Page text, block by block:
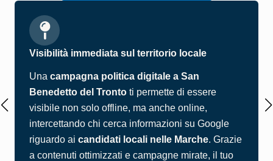
Visibilità immediata sul territorio locale
Una campagna politica digitale a San
Benedetto del Tronto ti permette di essere
visibile non solo offline, ma anche online,
intercettando chi cerca informazioni su Google
riguardo ai candidati locali nelle Marche. Grazie
a contenuti ottimizzati e campagne mirate, il tuo